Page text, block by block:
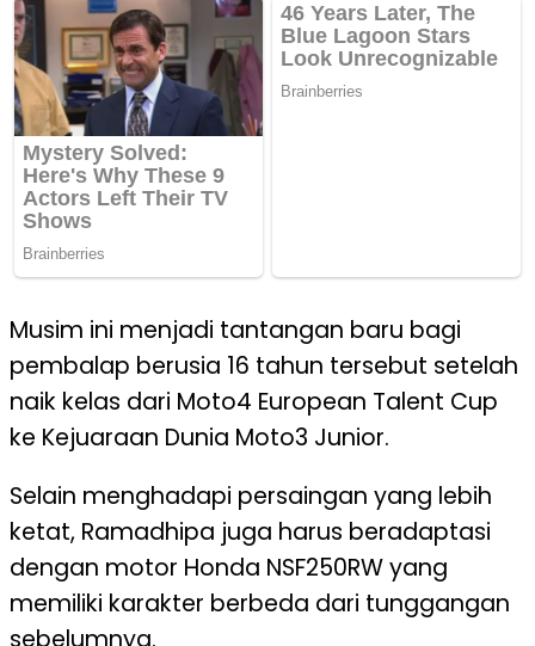
Musim ini menjadi tantangan baru bagi
pembalap berusia 16 tahun tersebut setelah
naik kelas dari Moto4 European Talent Cup
ke Kejuaraan Dunia Moto3 Junior.
Selain menghadapi persaingan yang lebih
ketat, Ramadhipa juga harus beradaptasi
dengan motor Honda NSF250RW yang
memiliki karakter berbeda dari tunggangan